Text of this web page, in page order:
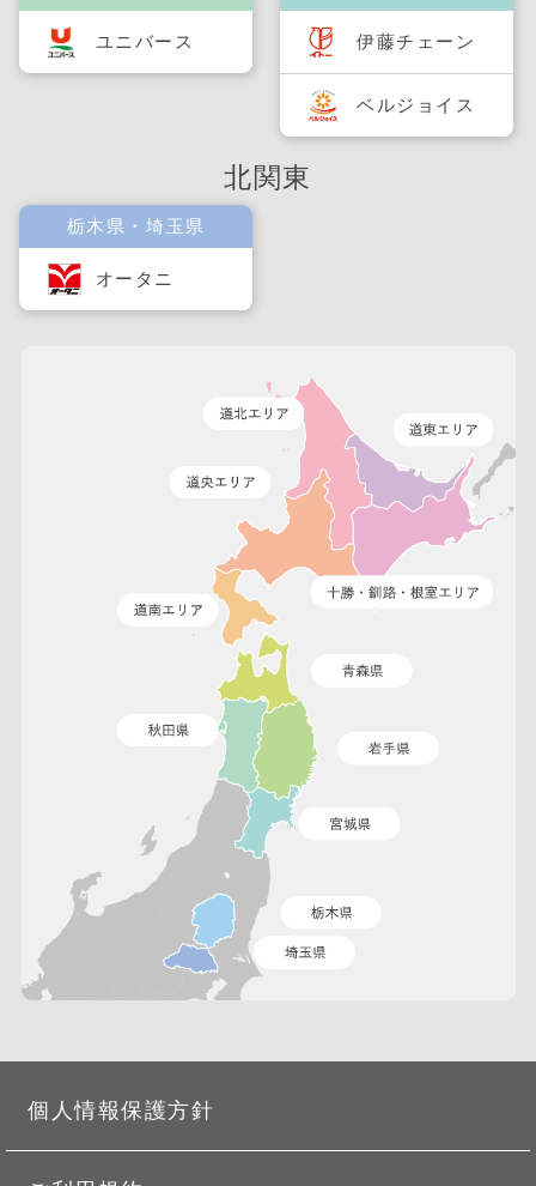
ユニバース 伊藤チェーン
ベルジョイス
北関東
栃木県・埼玉県
オータニ
個人情報保護方針